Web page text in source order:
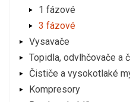
1 fázové
3 fázové
Vysavače
Topidla, odvlhčovače a
Čističe a vysokotlaké
Kompresory